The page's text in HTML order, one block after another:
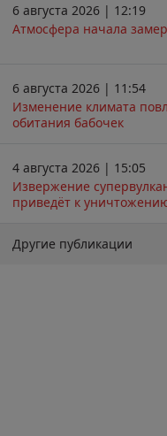
6 августа 2026 | 12:19
Атмосфера начала
6 августа 2026 | 11:54
Изменение климата
обитания бабочек
4 августа 2026 | 15:05
Извержение
приведёт к
Другие публикации